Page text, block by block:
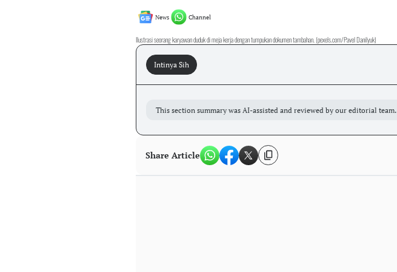
News Channel
Ilustrasi seorang karyawan duduk di meja kerja dengan tumpukan dokumen tambahan. (pexels.com/Pavel Danilyuk)
Intinya Sih
This section summary was AI-assisted and reviewed by our editorial team.
Share Article